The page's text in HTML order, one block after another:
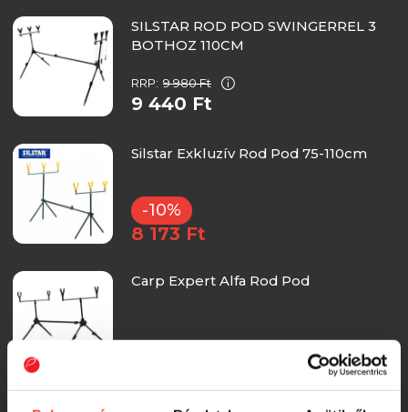
SILSTAR ROD POD SWINGERREL 3
BOTHOZ 110CM
RRP: 9 980 Ft
9 440 Ft
Silstar Exkluzív Rod Pod 75-110cm
-10%
8 173 Ft
Carp Expert Alfa Rod Pod
Nevis rod pod szett Carp Academy